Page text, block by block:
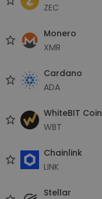
ZEC
Monero
XMR
Cardano
ADA
WhiteBIT Coin
WBT
Chainlink
LINK
Stellar